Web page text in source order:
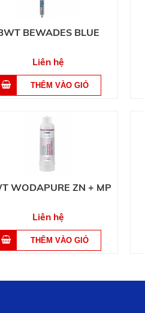
BEWADES BLUE
Liên hệ
WODAPURE ZN + MP
Liên hệ